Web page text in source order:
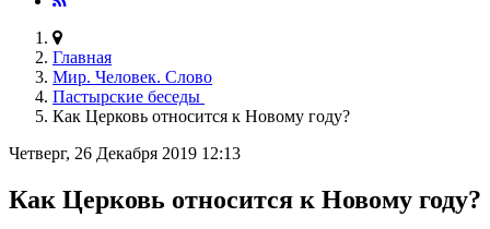
Главная
Мир. Человек. Слово
Пастырские беседы
Как Церковь относится к Новому году?
Четверг, 26 Декабря 2019 12:13
Как Церковь относится к Новому году?